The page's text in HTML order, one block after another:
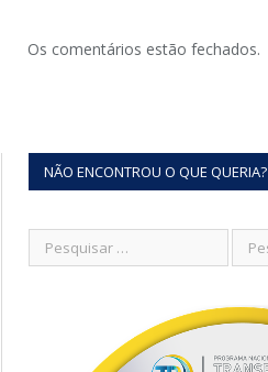
Os comentários estão fechados.
NÃO ENCONTROU O QUE QUERIA?